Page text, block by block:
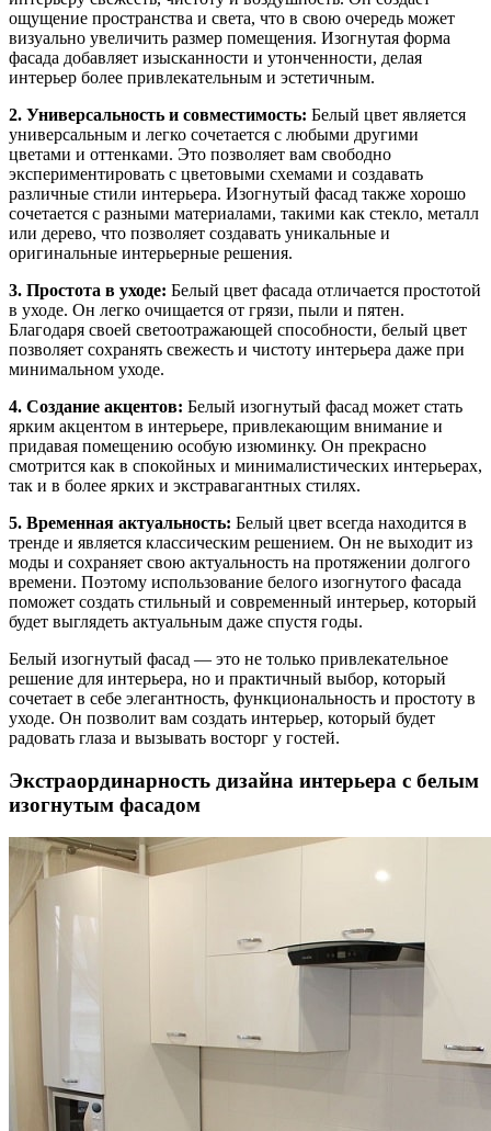
ощущение пространства и света, что в свою очередь может
визуально увеличить размер помещения. Изогнутая форма
фасада добавляет изысканности и утонченности, делая
интерьер более привлекательным и эстетичным.
2. Универсальность и совместимость: Белый цвет является
универсальным и легко сочетается с любыми другими
цветами и оттенками. Это позволяет вам свободно
экспериментировать с цветовыми схемами и создавать
различные стили интерьера. Изогнутый фасад также хорошо
сочетается с разными материалами, такими как стекло, металл
или дерево, что позволяет создавать уникальные и
оригинальные интерьерные решения.
3. Простота в уходе: Белый цвет фасада отличается простотой
в уходе. Он легко очищается от грязи, пыли и пятен.
Благодаря своей светоотражающей способности, белый цвет
позволяет сохранять свежесть и чистоту интерьера даже при
минимальном уходе.
4. Создание акцентов: Белый изогнутый фасад может стать
ярким акцентом в интерьере, привлекающим внимание и
придавая помещению особую изюминку. Он прекрасно
смотрится как в спокойных и минималистических интерьерах,
так и в более ярких и экстравагантных стилях.
5. Временная актуальность: Белый цвет всегда находится в
тренде и является классическим решением. Он не выходит из
моды и сохраняет свою актуальность на протяжении долгого
времени. Поэтому использование белого изогнутого фасада
поможет создать стильный и современный интерьер, который
будет выглядеть актуальным даже спустя годы.
Белый изогнутый фасад — это не только привлекательное
решение для интерьера, но и практичный выбор, который
сочетает в себе элегантность, функциональность и простоту в
уходе. Он позволит вам создать интерьер, который будет
радовать глаза и вызывать восторг у гостей.
Экстраординарность дизайна интерьера с белым
изогнутым фасадом